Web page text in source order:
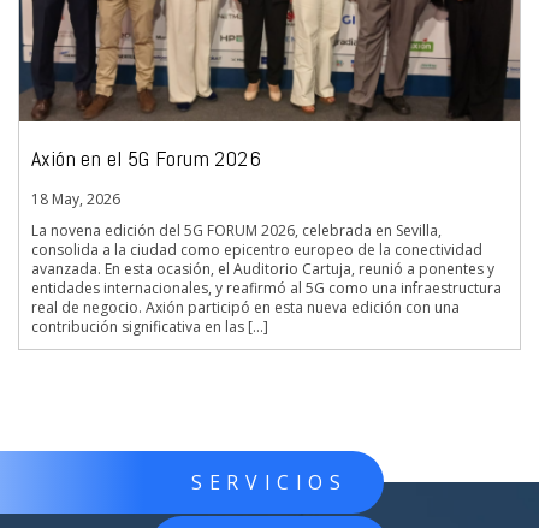
Axión en el 5G Forum 2026
18 May, 2026
La novena edición del 5G FORUM 2026, celebrada en Sevilla,
consolida a la ciudad como epicentro europeo de la conectividad
avanzada. En esta ocasión, el Auditorio Cartuja, reunió a ponentes y
entidades internacionales, y reafirmó al 5G como una infraestructura
real de negocio. Axión participó en esta nueva edición con una
contribución significativa en las […]
SERVICIOS